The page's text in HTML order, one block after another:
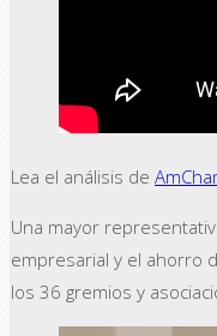
Lea el análisis de
Una mayor
empresarial y el ahorro
los 36 gremios y